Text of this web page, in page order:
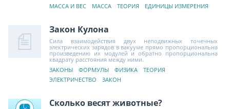
МАССА И ВЕС
МАССА ТЕОРИЯ ЕДИНИЦЫ ИЗМЕРЕНИЯ
Закон Кулона
Сила взаимодействия двух неподвижных точечных
электрических зарядов в вакууме прямо пропорциональна
произведению их модулей и обратно пропорциональна
квадрату расстояния между ними.
ЗАКОНЫ
ФОРМУЛЫ ФИЗИКА
ТЕОРИЯ
ЭЛЕКТРИЧЕСТВО
ЗАКОН
Сколько весят животные?